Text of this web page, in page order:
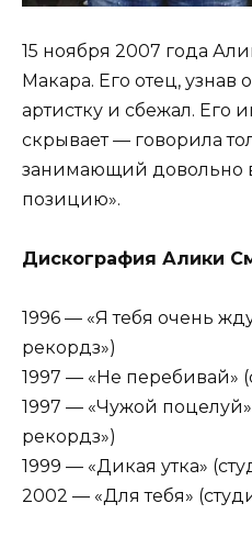
15 ноября 2007 года
Макара. Его отец, узнав
артистку и сбежал.
скрывает — говорила
занимающий довольно
позицию».
Дискография Алики
1996 — «Я тебя очень
рекордз»)
1997 — «Не перебивай»
1997 — «Чужой поцелуй»
рекордз»)
1999 — «Дикая утка»
2002 — «Для тебя»